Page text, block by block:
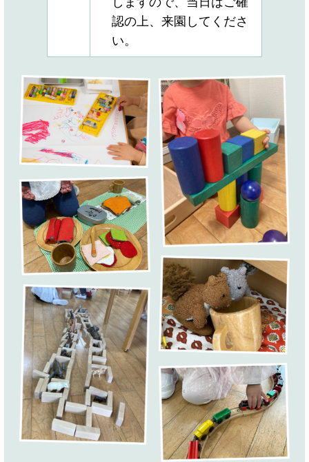
認の上、来園してくださ
い。